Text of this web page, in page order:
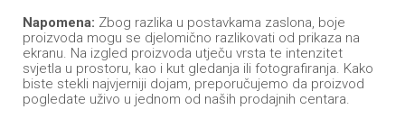
Napomena: Zbog razlika u postavkama zaslona, boje
proizvoda mogu se djelomično razlikovati od prikaza na
ekranu. Na izgled proizvoda utječu vrsta te intenzitet
svjetla u prostoru, kao i kut gledanja ili fotografiranja. Kako
biste stekli najvjerniji dojam, preporučujemo da proizvod
pogledate uživo u jednom od naših prodajnih centara.